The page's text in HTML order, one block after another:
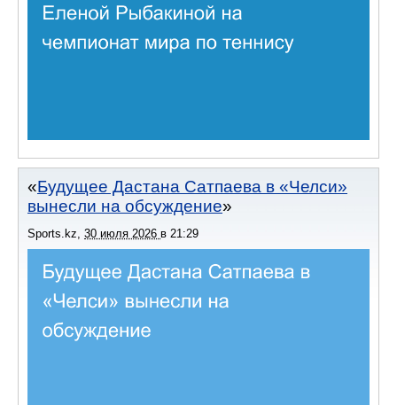
Будущее Дастана Сатпаева в «Челси»
вынесли на обсуждение
Sports.kz 30 июля 2026 в 21:29